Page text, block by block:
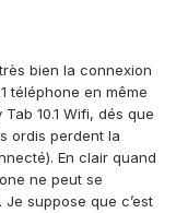
bien la connexion
téléphone en même
10.1 Wifi, dés que
ordis perdent la
En clair quand
ne peut se
suppose que c’est